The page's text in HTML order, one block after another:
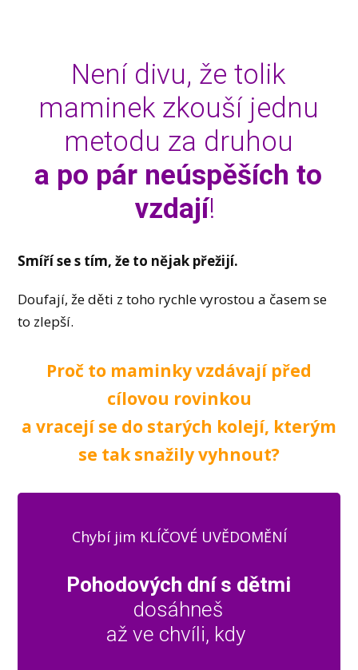
Není divu, že tolik
maminek zkouší jednu
metodu za druhou
a po pár neúspěších to
vzdají!
Smíří se s tím, že to nějak přežijí.
Doufají, že děti z toho rychle vyrostou a časem se
to zlepší.
Proč to maminky vzdávají před
cílovou rovinkou
a vracejí se do starých kolejí, kterým
se tak snažily vyhnout?
Chybí jim KLÍČOVÉ UVĚDOMĚNÍ
Pohodových dní s dětmi
dosáhneš
až ve chvíli, kdy